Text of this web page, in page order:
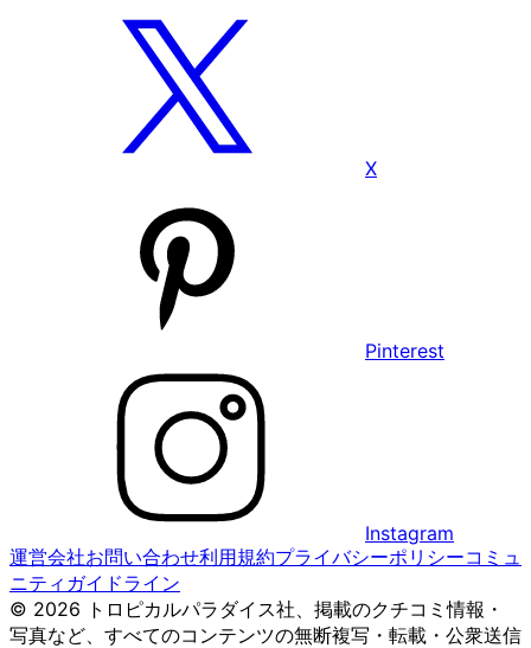
X
Pinterest
Instagram
運営会社お問い合わせ利用規約プライバシーポリシーコミュ
ニティガイドライン
© 2026 トロピカルパラダイス社、掲載のクチコミ情報・
写真など、すべてのコンテンツの無断複写・転載・公衆送信